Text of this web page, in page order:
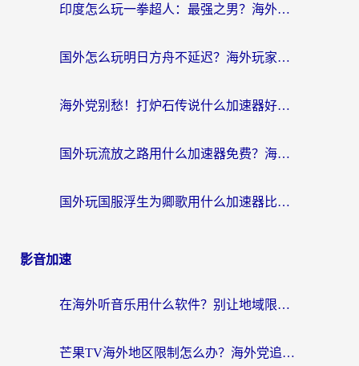
印度怎么玩一拳超人：最强之男？海外党国服游戏加速避坑指南
国外怎么玩明日方舟不延迟？海外玩家国服游戏加速终极指南（附DNF梦幻诛仙解决方案）
海外党别愁！打炉石传说什么加速器好用？3个实用技巧解决国服游戏卡顿
国外玩流放之路用什么加速器免费？海外党亲测有效的国服游戏加速指南
国外玩国服浮生为卿歌用什么加速器比较好？海外党亲测不踩坑指南
影音加速
在海外听音乐用什么软件？别让地域限制断了你的华语歌单
芒果TV海外地区限制怎么办？海外党追剧看片的实用加速器选择指南